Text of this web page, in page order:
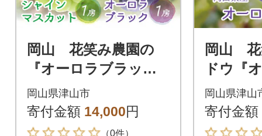
岡山 花笑み農園の
『オーロラブラック&
シャインマスカッ
ト』1kg(2房)AS
岡山県津山市
寄付金額 14,000円
（0件）
岡山 花
ドウ『
ック』
岡山県津山
寄付金額